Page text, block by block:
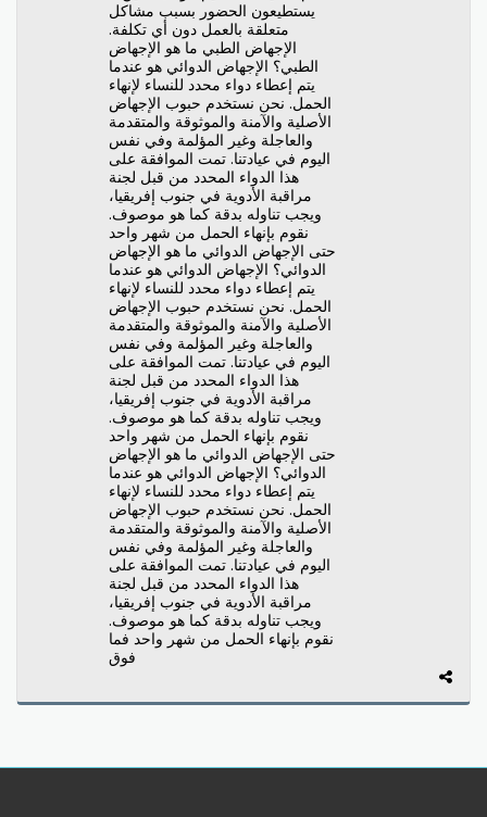
يستطيعون الحضور بسبب مشاكل
متعلقة بالعمل دون أي تكلفة.
الإجهاض الطبي ما هو الإجهاض
الطبي؟ الإجهاض الدوائي هو عندما
يتم إعطاء دواء محدد للنساء لإنهاء
الحمل. نحن نستخدم حبوب الإجهاض
الأصلية والآمنة والموثوقة والمتقدمة
والعاجلة وغير المؤلمة وفي نفس
اليوم في عيادتنا. تمت الموافقة على
هذا الدواء المحدد من قبل لجنة
مراقبة الأدوية في جنوب إفريقيا،
ويجب تناوله بدقة كما هو موصوف.
نقوم بإنهاء الحمل من شهر واحد
حتى الإجهاض الدوائي ما هو الإجهاض
الدوائي؟ الإجهاض الدوائي هو عندما
يتم إعطاء دواء محدد للنساء لإنهاء
الحمل. نحن نستخدم حبوب الإجهاض
الأصلية والآمنة والموثوقة والمتقدمة
والعاجلة وغير المؤلمة وفي نفس
اليوم في عيادتنا. تمت الموافقة على
هذا الدواء المحدد من قبل لجنة
مراقبة الأدوية في جنوب إفريقيا،
ويجب تناوله بدقة كما هو موصوف.
نقوم بإنهاء الحمل من شهر واحد
حتى الإجهاض الدوائي ما هو الإجهاض
الدوائي؟ الإجهاض الدوائي هو عندما
يتم إعطاء دواء محدد للنساء لإنهاء
الحمل. نحن نستخدم حبوب الإجهاض
الأصلية والآمنة والموثوقة والمتقدمة
والعاجلة وغير المؤلمة وفي نفس
اليوم في عيادتنا. تمت الموافقة على
هذا الدواء المحدد من قبل لجنة
مراقبة الأدوية في جنوب إفريقيا،
ويجب تناوله بدقة كما هو موصوف.
نقوم بإنهاء الحمل من شهر واحد فما
فوق